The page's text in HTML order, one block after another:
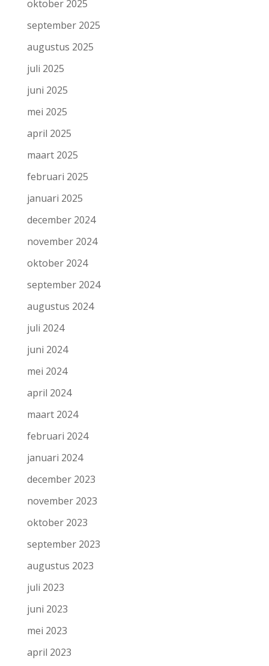
oktober 2025
september 2025
augustus 2025
juli 2025
juni 2025
mei 2025
april 2025
maart 2025
februari 2025
januari 2025
december 2024
november 2024
oktober 2024
september 2024
augustus 2024
juli 2024
juni 2024
mei 2024
april 2024
maart 2024
februari 2024
januari 2024
december 2023
november 2023
oktober 2023
september 2023
augustus 2023
juli 2023
juni 2023
mei 2023
april 2023